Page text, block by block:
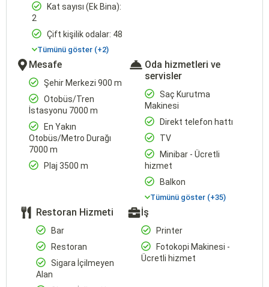
Kat sayısı (Ek Bina):
2
Çift kişilik odalar: 48
Tümünü göster (+2)
Mesafe
Şehir Merkezi 900 m
Otobüs/Tren
İstasyonu 7000 m
En Yakın
Otobüs/Metro Durağı
7000 m
Plaj 3500 m
Oda hizmetleri ve
servisler
Saç Kurutma
Makinesi
Direkt telefon hattı
TV
Minibar - Ücretli
hizmet
Balkon
Tümünü göster (+35)
Restoran Hizmeti
Bar
Restoran
Sigara İçilmeyen
Alan
İş
Printer
Fotokopi Makinesi -
Ücretli hizmet